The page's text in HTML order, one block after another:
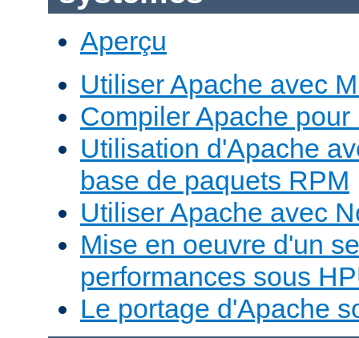
Aperçu
Utiliser Apache avec
Compiler Apache
Utilisation d'Apache
base de paquets RPM
Utiliser Apache avec
Mise en oeuvre d'un
performances sous
Le portage d'Apache